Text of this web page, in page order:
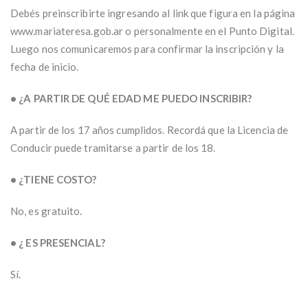
Debés preinscribirte ingresando al link que figura en la página
www.mariateresa.gob.ar o personalmente en el Punto Digital.
Luego nos comunicaremos para confirmar la inscripción y la
fecha de inicio.
• ¿A PARTIR DE QUÉ EDAD ME PUEDO INSCRIBIR?
A partir de los 17 años cumplidos. Recordá que la Licencia de
Conducir puede tramitarse a partir de los 18.
• ¿TIENE COSTO?
No, es gratuito.
• ¿ ES PRESENCIAL?
Sí.